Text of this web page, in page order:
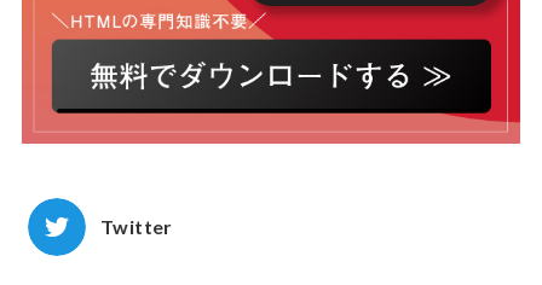
Twitter